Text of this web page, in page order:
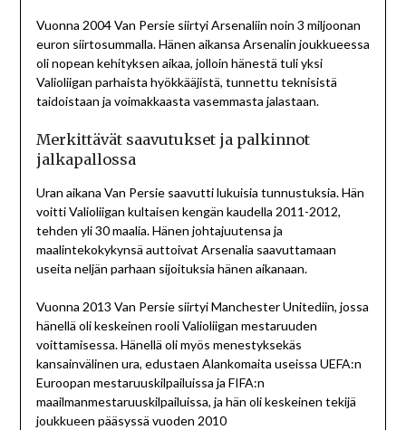
Vuonna 2004 Van Persie siirtyi Arsenaliin noin 3 miljoonan
euron siirtosummalla. Hänen aikansa Arsenalin joukkueessa
oli nopean kehityksen aikaa, jolloin hänestä tuli yksi
Valioliigan parhaista hyökkääjistä, tunnettu teknisistä
taidoistaan ja voimakkaasta vasemmasta jalastaan.
Merkittävät saavutukset ja palkinnot
jalkapallossa
Uran aikana Van Persie saavutti lukuisia tunnustuksia. Hän
voitti Valioliigan kultaisen kengän kaudella 2011-2012,
tehden yli 30 maalia. Hänen johtajuutensa ja
maalintekokykynsä auttoivat Arsenalia saavuttamaan
useita neljän parhaan sijoituksia hänen aikanaan.
Vuonna 2013 Van Persie siirtyi Manchester Unitediin, jossa
hänellä oli keskeinen rooli Valioliigan mestaruuden
voittamisessa. Hänellä oli myös menestyksekäs
kansainvälinen ura, edustaen Alankomaita useissa UEFA:n
Euroopan mestaruuskilpailuissa ja FIFA:n
maailmanmestaruuskilpailuissa, ja hän oli keskeinen tekijä
joukkueen pääsyssä vuoden 2010